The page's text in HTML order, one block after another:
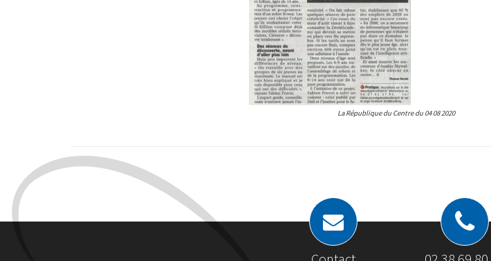
La République du Centre du 04 08 2020